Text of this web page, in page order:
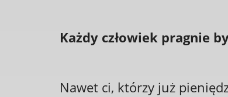
Każdy człowiek pragnie
Nawet ci, którzy już